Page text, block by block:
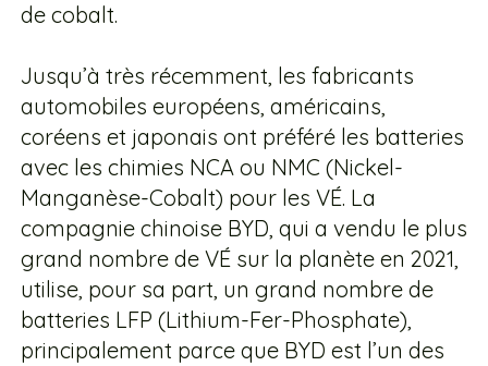
de cobalt.
Jusqu’à très récemment, les fabricants
automobiles européens, américains,
coréens et japonais ont préféré les batteries
avec les chimies NCA ou NMC (Nickel-
Manganèse-Cobalt) pour les VÉ. La
compagnie chinoise BYD, qui a vendu le plus
grand nombre de VÉ sur la planète en 2021,
utilise, pour sa part, un grand nombre de
batteries LFP (Lithium-Fer-Phosphate),
principalement parce que BYD est l’un des